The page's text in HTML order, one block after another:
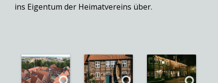
ins Eigentum der Heimatvereins über.